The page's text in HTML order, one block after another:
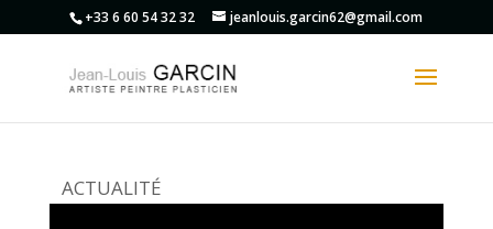
+33 6 60 54 32 32 jeanlouis.garcin62@gmail.com
ACTUALITÉ